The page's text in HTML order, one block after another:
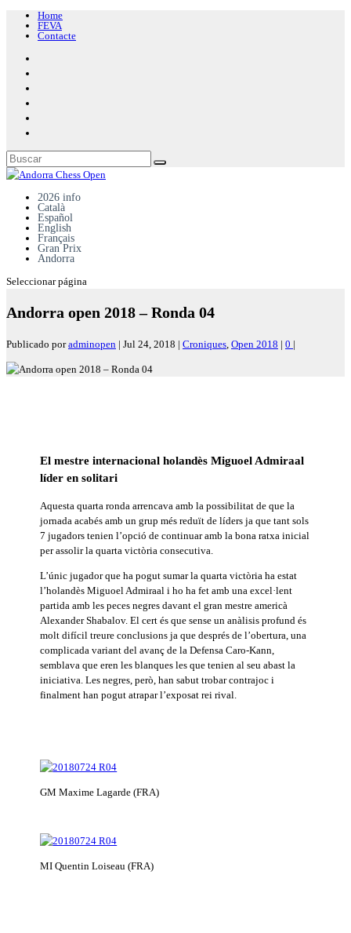
Home
FEVA
Contacte
2026 info
Català
Español
English
Français
Gran Prix
Andorra
Seleccionar página
Andorra open 2018 – Ronda 04
Publicado poradminopen | Jul 24, 2018 | Croniques, Open 2018 | 0 |
El mestre internacional holandès Miguoel Admiraal
líder en solitari
Aquesta quarta ronda arrencava amb la possibilitat de que la
jornada acabés amb un grup més reduït de líders ja que tant sols
7 jugadors tenien l’opció de continuar amb la bona ratxa inicial
per assolir la quarta victòria consecutiva.
L’únic jugador que ha pogut sumar la quarta victòria ha estat
l’holandès Miguoel Admiraal i ho ha fet amb una excel·lent
partida amb les peces negres davant el gran mestre americà
Alexander Shabalov. El cert és que sense un anàlisis profund és
molt difícil treure conclusions ja que després de l’obertura, una
complicada variant del avanç de la Defensa Caro-Kann,
semblava que eren les blanques les que tenien al seu abast la
iniciativa. Les negres, però, han sabut trobar contrajoc i
finalment han pogut atrapar l’exposat rei rival.
GM Maxime Lagarde (FRA)
MI Quentin Loiseau (FRA)